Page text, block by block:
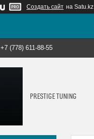
Создать сайт на Satu.kz
+7 (778) 611-88-55
PRESTIGE TUNING